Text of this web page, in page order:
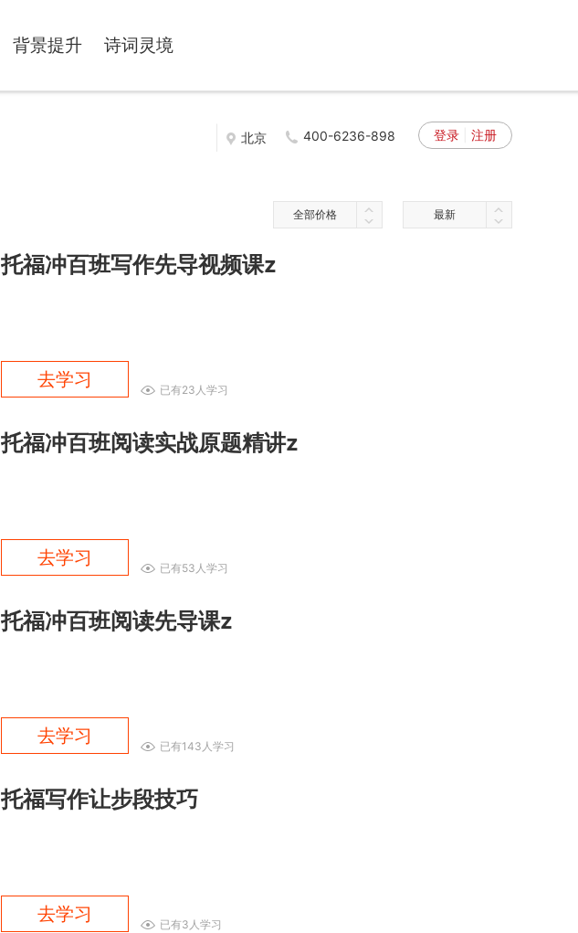
背景提升 诗词灵境
北京 400-6236-898 登录 注册
全部价格 最新
托福冲百班写作先导视频课z
去学习 已有23人学习
托福冲百班阅读实战原题精讲z
去学习 已有53人学习
托福冲百班阅读先导课z
去学习 已有143人学习
托福写作让步段技巧
去学习 已有3人学习